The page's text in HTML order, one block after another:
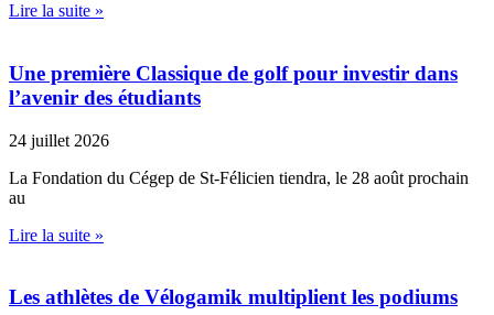
Lire la suite »
Une première Classique de golf pour investir dans
l’avenir des étudiants
24 juillet 2026
La Fondation du Cégep de St-Félicien tiendra, le 28 août prochain
au
Lire la suite »
Les athlètes de Vélogamik multiplient les podiums